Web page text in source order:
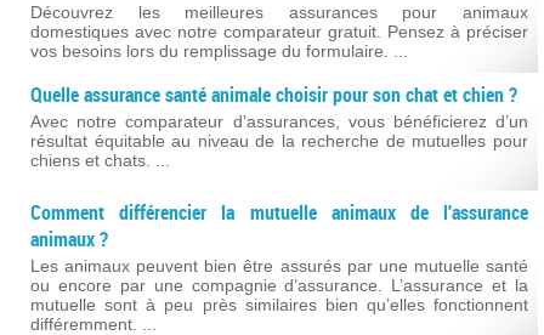
Découvrez les meilleures assurances pour animaux
domestiques avec notre comparateur gratuit. Pensez à préciser
vos besoins lors du remplissage du formulaire. ...
Quelle assurance santé animale choisir pour son chat et chien ?
Avec notre comparateur d’assurances, vous bénéficierez d’un
résultat équitable au niveau de la recherche de mutuelles pour
chiens et chats. ...
Comment différencier la mutuelle animaux de l'assurance
animaux ?
Les animaux peuvent bien être assurés par une mutuelle santé
ou encore par une compagnie d’assurance. L’assurance et la
mutuelle sont à peu près similaires bien qu’elles fonctionnent
différemment. ...